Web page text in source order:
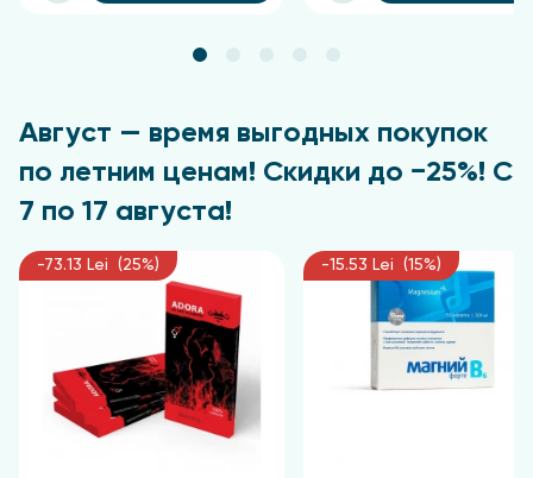
Август — время выгодных покупок
по летним ценам! Скидки до −25%! С
7 по 17 августа!
-73.13 Lei (25%) -15.53 Lei (15%)